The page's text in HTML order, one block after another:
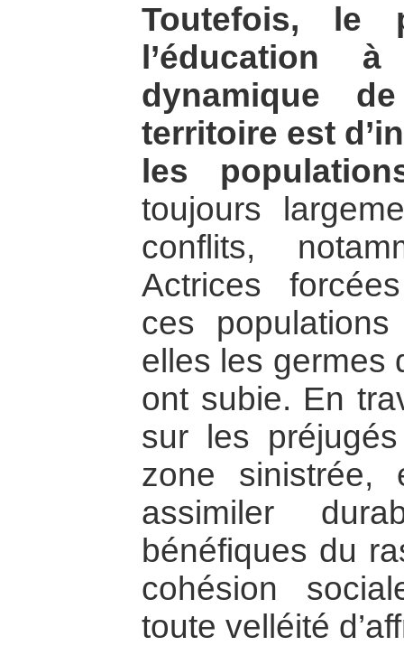
Toutefois, le
l’éducation
dynamique
territoire est
les
toujours
conflits,
Actrices
ces
elles les germes
ont subie. En
sur les
zone sinistrée,
assimiler
bénéfiques du
cohésion
toute velléité